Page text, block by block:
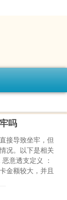
吗
接导致坐牢，但
况。以下是相关
意透支定义 ：
金额较大，并且